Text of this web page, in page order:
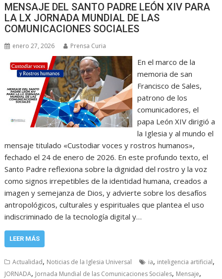
MENSAJE DEL SANTO PADRE LEÓN XIV PARA
LA LX JORNADA MUNDIAL DE LAS
COMUNICACIONES SOCIALES
enero 27, 2026 Prensa Curia
En el marco de la
memoria de san
Francisco de Sales,
patrono de los
comunicadores, el
papa León XIV dirigió a
la Iglesia y al mundo el
mensaje titulado «Custodiar voces y rostros humanos»,
fechado el 24 de enero de 2026. En este profundo texto, el
Santo Padre reflexiona sobre la dignidad del rostro y la voz
como signos irrepetibles de la identidad humana, creados a
imagen y semejanza de Dios, y advierte sobre los desafíos
antropológicos, culturales y espirituales que plantea el uso
indiscriminado de la tecnología digital y…
LEER MÁS
Actualidad, Noticias de la Iglesia Universal ia, inteligencia artificial,
JORNADA, Jornada Mundial de las Comunicaciones Sociales, Mensaje,